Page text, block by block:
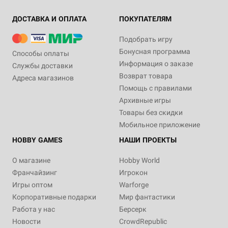
ДОСТАВКА И ОПЛАТА
Способы оплаты
Службы доставки
Адреса магазинов
ПОКУПАТЕЛЯМ
Подобрать игру
Бонусная программа
Информация о заказе
Возврат товара
Помощь с правилами
Архивные игры
Товары без скидки
Мобильное приложение
HOBBY GAMES
О магазине
Франчайзинг
Игры оптом
Корпоративные подарки
Работа у нас
Новости
НАШИ ПРОЕКТЫ
Hobby World
Игрокон
Warforge
Мир фантастики
Берсерк
CrowdRepublic